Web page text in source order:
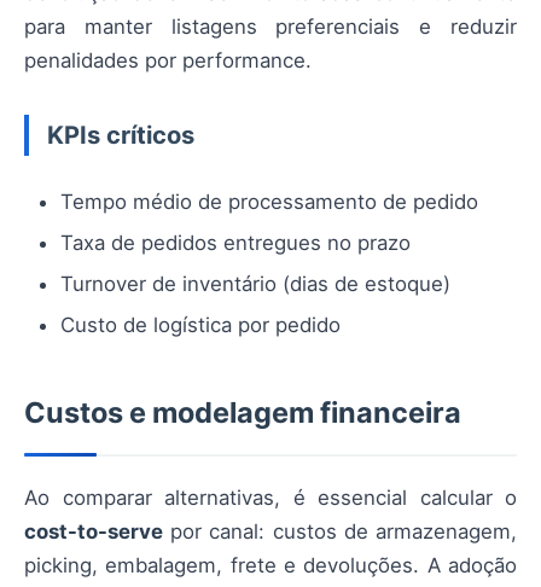
para manter listagens preferenciais e reduzir
penalidades por performance.
KPIs críticos
Tempo médio de processamento de pedido
Taxa de pedidos entregues no prazo
Turnover de inventário (dias de estoque)
Custo de logística por pedido
Custos e modelagem financeira
Ao comparar alternativas, é essencial calcular o
cost-to-serve por canal: custos de armazenagem,
picking, embalagem, frete e devoluções. A adoção